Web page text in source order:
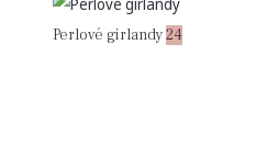
Perlové girlandy24